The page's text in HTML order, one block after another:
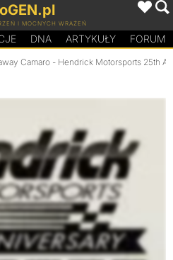
I MOCNYCH WRAŻEŃ
DNA ARTYKUŁY FORUM
Camaro - Hendrick Motorsports 25th